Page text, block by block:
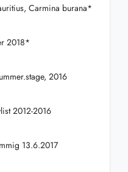
Carmina burana*
2018*
2016
2012-2016
13.6.2017